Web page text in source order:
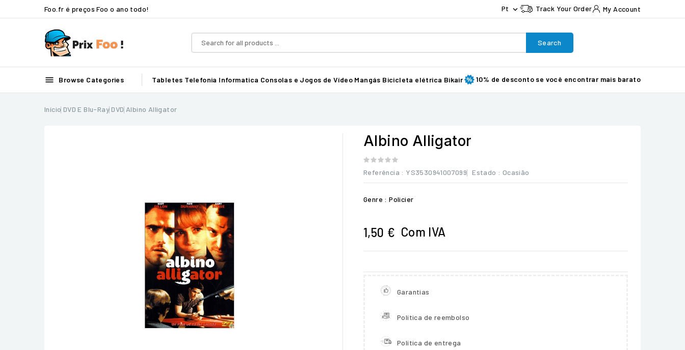
Foo.fr é preços Foo o ano todo! Pt  Track Your Order My Account
Search
 Browse Categories Tabletes Telefonia Informatica Consolas e Jogos de Vídeo Mangás Bicicleta elétrica Bikair 10% de desconto se você encontrar mais barato
Início DVD E Blu-Ray DVD Albino Alligator
Albino Alligator
Referência : YS3530941007099 Estado : Ocasião
Genre : Policier
1,50 € Com IVA
Garantias
Política de reembolso
Política de entrega